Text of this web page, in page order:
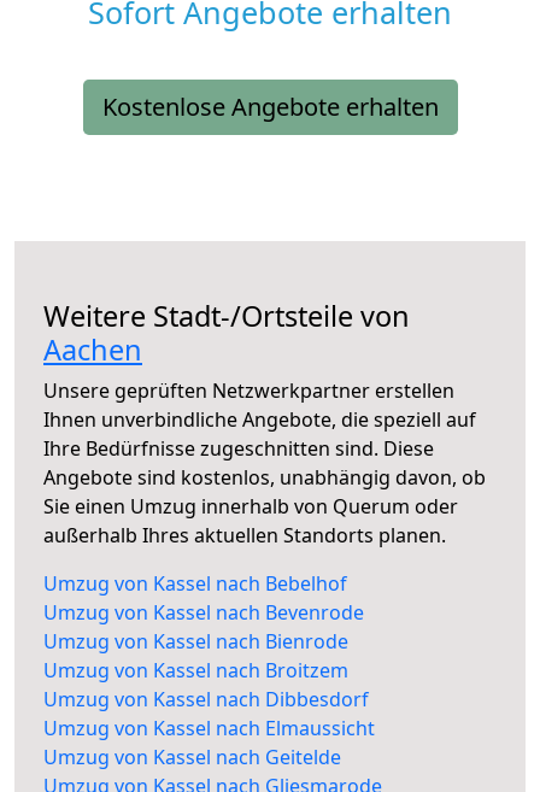
Sofort Angebote erhalten
Kostenlose Angebote erhalten
Weitere Stadt-/Ortsteile von
Aachen
Unsere geprüften Netzwerkpartner erstellen
Ihnen unverbindliche Angebote, die speziell auf
Ihre Bedürfnisse zugeschnitten sind. Diese
Angebote sind kostenlos, unabhängig davon, ob
Sie einen Umzug innerhalb von Querum oder
außerhalb Ihres aktuellen Standorts planen.
Umzug von Kassel nach Bebelhof
Umzug von Kassel nach Bevenrode
Umzug von Kassel nach Bienrode
Umzug von Kassel nach Broitzem
Umzug von Kassel nach Dibbesdorf
Umzug von Kassel nach Elmaussicht
Umzug von Kassel nach Geitelde
Umzug von Kassel nach Gliesmarode